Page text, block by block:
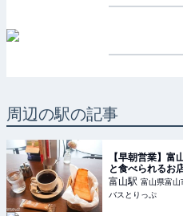
周辺の駅の記事
【早朝営業】富
と食べられるお
ックアップ
富山駅 富山県富山
バスとりっぷ